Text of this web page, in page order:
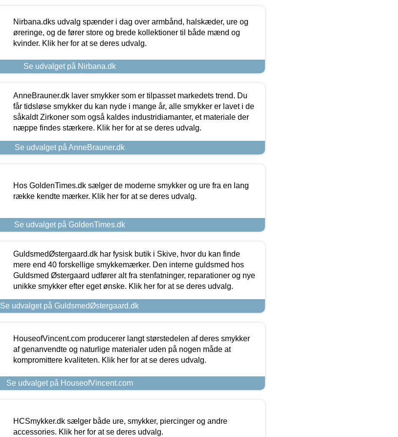
Nirbana.dks udvalg spænder i dag over armbånd, halskæder, ure og
øreringe, og de fører store og brede kollektioner til både mænd og
kvinder. Klik her for at se deres udvalg.
Se udvalget på Nirbana.dk
AnneBrauner.dk laver smykker som er tilpasset markedets trend. Du
får tidsløse smykker du kan nyde i mange år, alle smykker er lavet i de
såkaldt Zirkoner som også kaldes industridiamanter, et materiale der
næppe findes stærkere. Klik her for at se deres udvalg.
Se udvalget på AnneBrauner.dk
Hos GoldenTimes.dk sælger de moderne smykker og ure fra en lang
række kendte mærker. Klik her for at se deres udvalg.
Se udvalget på GoldenTimes.dk
GuldsmedØstergaard.dk har fysisk butik i Skive, hvor du kan finde
mere end 40 forskellige smykkemærker. Den interne guldsmed hos
Guldsmed Østergaard udfører alt fra stenfatninger, reparationer og nye
unikke smykker efter eget ønske. Klik her for at se deres udvalg.
Se udvalget på GuldsmedØstergaard.dk
HouseofVincent.com producerer langt størstedelen af deres smykker
af genanvendte og naturlige materialer uden på nogen måde at
kompromittere kvaliteten. Klik her for at se deres udvalg.
Se udvalget på HouseofVincent.com
HCSmykker.dk sælger både ure, smykker, piercinger og andre
accessories. Klik her for at se deres udvalg.